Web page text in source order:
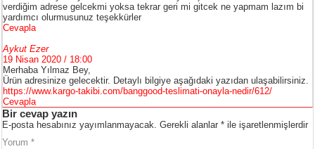
verdiğim adrese gelcekmi yoksa tekrar geri mi gitcek ne yapmam lazım bi
yardımcı olurmusunuz teşekkürler
Cevapla
Aykut Ezer
19 Nisan 2020 / 18:00
Merhaba Yılmaz Bey,
Ürün adresinize gelecektir. Detaylı bilgiye aşağıdaki yazıdan ulaşabilirsiniz.
https://www.kargo-takibi.com/banggood-teslimati-onayla-nedir/612/
Cevapla
Bir cevap yazın
E-posta hesabınız yayımlanmayacak. Gerekli alanlar* ile işaretlenmişlerdir
Yorum*